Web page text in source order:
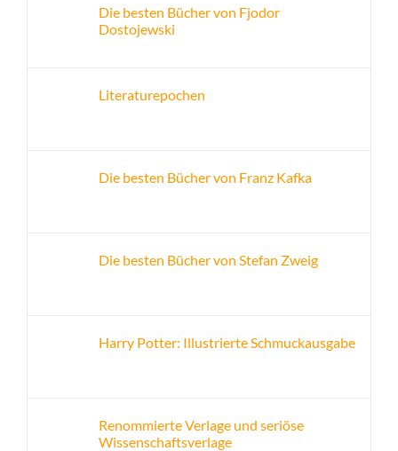
Die besten Bücher von Fjodor
Dostojewski
Literaturepochen
Die besten Bücher von Franz Kafka
Die besten Bücher von Stefan Zweig
Harry Potter: Illustrierte Schmuckausgabe
Renommierte Verlage und seriöse
Wissenschaftsverlage